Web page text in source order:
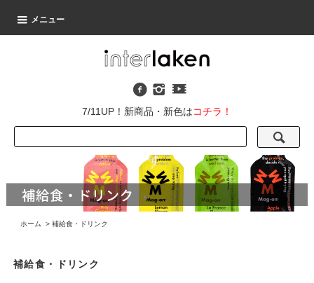
メニュー
7/11UP！新商品・新色はコチラ！
ホーム > 補給食・ドリンク
補給食・ドリンク